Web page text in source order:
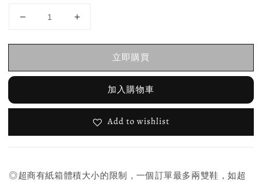
立即購買
加入購物車
Add to wishlist
◎超商有紙箱體積大小的限制，一個訂單最多兩雙鞋，如超